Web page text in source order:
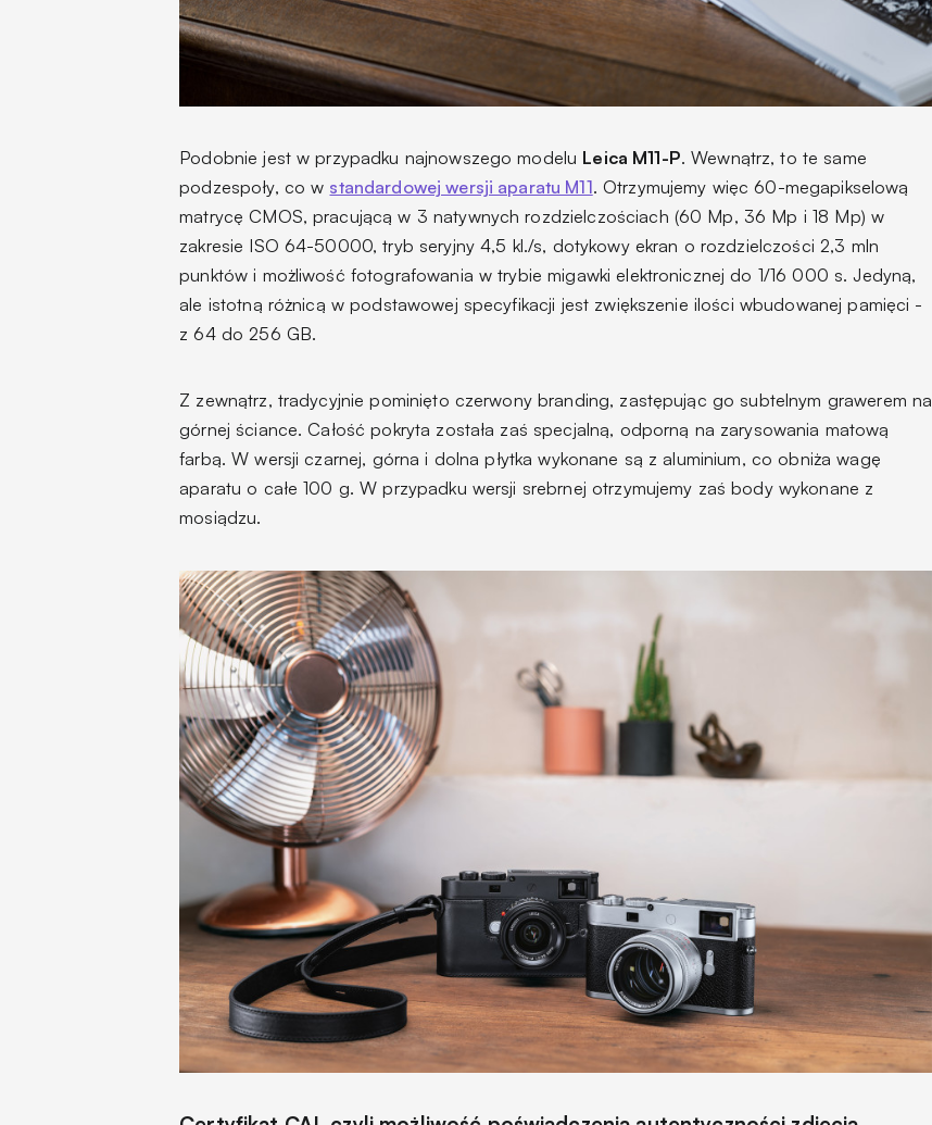
Podobnie jest w przypadku najnowszego modelu Leica M11-P. Wewnątrz, to te same
podzespoły, co w standardowej wersji aparatu M11. Otrzymujemy więc 60-megapikselową
matrycę CMOS, pracującą w 3 natywnych rozdzielczościach (60 Mp, 36 Mp i 18 Mp) w
zakresie ISO 64-50000, tryb seryjny 4,5 kl./s, dotykowy ekran o rozdzielczości 2,3 mln
punktów i możliwość fotografowania w trybie migawki elektronicznej do 1/16 000 s. Jedyną,
ale istotną różnicą w podstawowej specyfikacji jest zwiększenie ilości wbudowanej pamięci -
z 64 do 256 GB.
Z zewnątrz, tradycyjnie pominięto czerwony branding, zastępując go subtelnym grawerem na
górnej ściance. Całość pokryta została zaś specjalną, odporną na zarysowania matową
farbą. W wersji czarnej, górna i dolna płytka wykonane są z aluminium, co obniża wagę
aparatu o całe 100 g. W przypadku wersji srebrnej otrzymujemy zaś body wykonane z
mosiądzu.